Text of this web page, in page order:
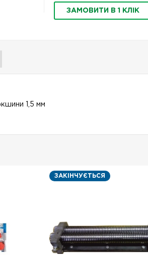
ЗАМОВИТИ В 1 КЛІК
1,5 мм
ЗАКІНЧУЄТЬСЯ